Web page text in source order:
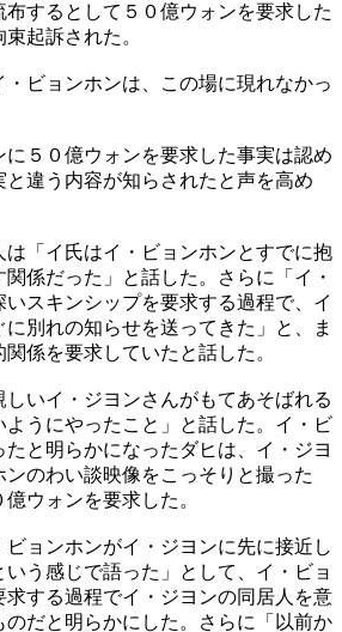
するとして５０億ウォンを要求した
起訴された。
ビョンホンは、この場に現れなかっ
に５０億ウォンを要求した事実は認め
違う内容が知らされたと声を高め
は「イ氏はイ・ビョンホンとすでに抱
係だった」と話した。さらに「イ・
いスキンシップを要求する過程で、イ
別れの知らせを送ってきた」と、ま
係を要求していたと話した。
しいイ・ジヨンさんがもてあそばれる
ようにやったこと」と話した。イ・ビ
たと明らかになったダヒは、イ・ジヨ
ンのわい談映像をこっそりと撮った
ウォンを要求した。
ョンホンがイ・ジヨンに先に接近し
う感じで語った」として、イ・ビョ
求する過程でイ・ジヨンの同居人を意
だと明らかにした。さらに「以前か